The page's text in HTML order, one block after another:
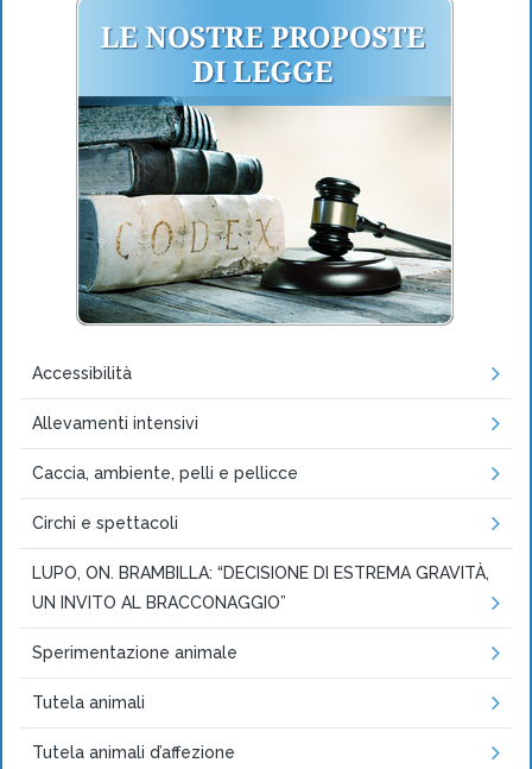
Accessibilità
Allevamenti intensivi
Caccia, ambiente, pelli e pellicce
Circhi e spettacoli
LUPO, ON. BRAMBILLA: “DECISIONE DI ESTREMA GRAVITÀ,
UN INVITO AL BRACCONAGGIO”
Sperimentazione animale
Tutela animali
Tutela animali d’affezione